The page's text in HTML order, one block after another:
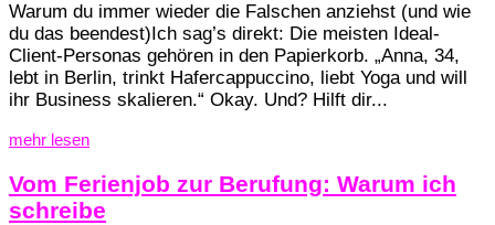
Warum du immer wieder die Falschen anziehst (und wie
du das beendest)Ich sag’s direkt: Die meisten Ideal-
Client-Personas gehören in den Papierkorb. „Anna, 34,
lebt in Berlin, trinkt Hafercappuccino, liebt Yoga und will
ihr Business skalieren.“ Okay. Und? Hilft dir...
mehr lesen
Vom Ferienjob zur Berufung: Warum ich
schreibe